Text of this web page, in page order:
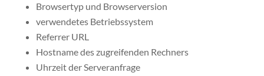
Browsertyp und Browserversion
verwendetes Betriebssystem
Referrer URL
Hostname des zugreifenden Rechners
Uhrzeit der Serveranfrage